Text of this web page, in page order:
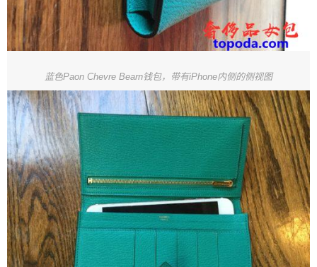
蓝色Paon Chevre Bearn钱包，带有iPhone内侧的侧视图